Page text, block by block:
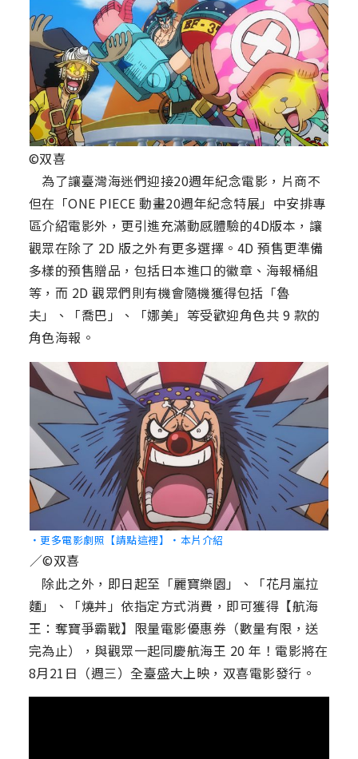
©双喜
為了讓臺灣海迷們迎接20週年紀念電影，片商不
但在「ONE PIECE 動畫20週年紀念特展」中安排專
區介紹電影外，更引進充滿動感體驗的4D版本，讓
觀眾在除了 2D 版之外有更多選擇。4D 預售更準備
多樣的預售贈品，包括日本進口的徽章、海報桶組
等，而 2D 觀眾們則有機會隨機獲得包括「魯
夫」、「喬巴」、「娜美」等受歡迎角色共 9 款的
角色海報。
‧更多電影劇照【請點這裡】 ‧本片介紹
／©双喜
除此之外，即日起至「麗寶樂園」、「花月嵐拉
麵」、「燒丼」依指定方式消費，即可獲得【航海
王：奪寶爭霸戰】限量電影優惠券（數量有限，送
完為止），與觀眾一起同慶航海王 20 年！電影將在
8月21日（週三）全臺盛大上映，双喜電影發行。